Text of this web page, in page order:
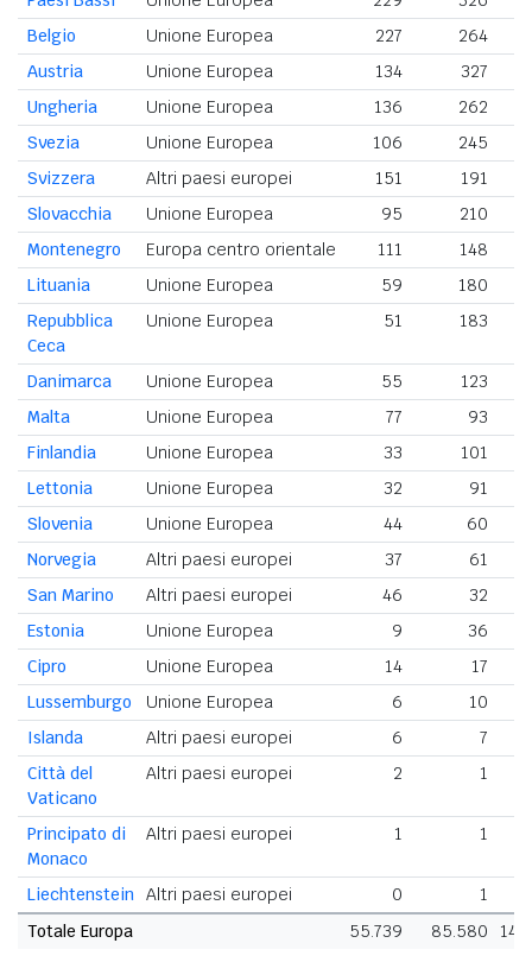
Belgio
Unione Europea 227 264
Austria
Unione Europea 134 327
Ungheria
Unione Europea 136 262
Svezia
Unione Europea 106 245
Svizzera
Altri paesi europei 151 191
Slovacchia
Unione Europea 95 210
Montenegro
Europa centro orientale 111 148
Lituania
Unione Europea 59 180
Repubblica
Ceca
Unione Europea 51 183
Danimarca Unione Europea 55 123
Malta
Unione Europea 77 93
Finlandia
Unione Europea 33 101
Lettonia
Unione Europea 32 91
Slovenia
Unione Europea 44 60
Norvegia
Altri paesi europei 37
61
San Marino
Altri paesi europei 46
32
Estonia
Unione Europea 9
36
Cipro
Unione Europea 14
17
Lussemburgo
Unione Europea 6
10
Islanda
Altri paesi europei 6
7
Città del
Vaticano
Altri paesi europei 2 1
Principato di
Monaco
Altri paesi europei 1 1
Liechtenstein Altri paesi europei 0
1
Totale Europa
55.739 85.580